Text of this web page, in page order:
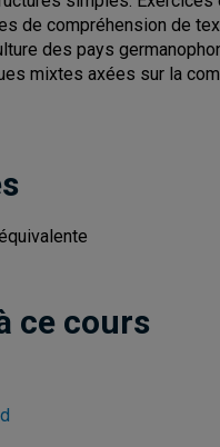
de compréhension de
des pays
mixtes axées sur la
ce cours